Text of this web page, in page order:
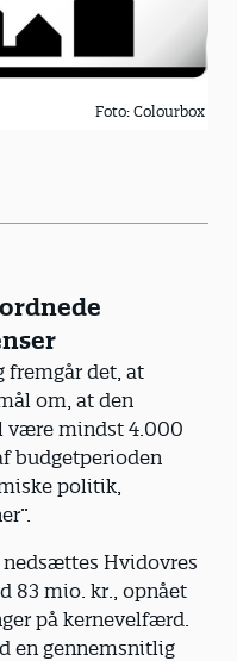
Foto: Colourbox
fremgår det, at
om, at den
være mindst 4.000
budgetperioden
politik,
Hvidovres
83 mio. kr., opnået
på kernevelfærd.
en gennemsnitlig